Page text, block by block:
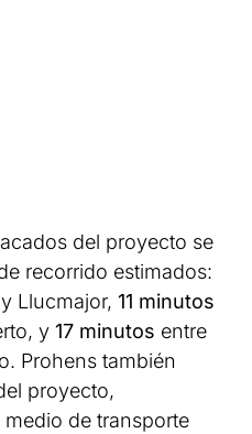
del proyecto se
recorrido estimados:
Llucmajor, 11 minutos
y 17 minutos entre
Prohens también
proyecto,
de transporte